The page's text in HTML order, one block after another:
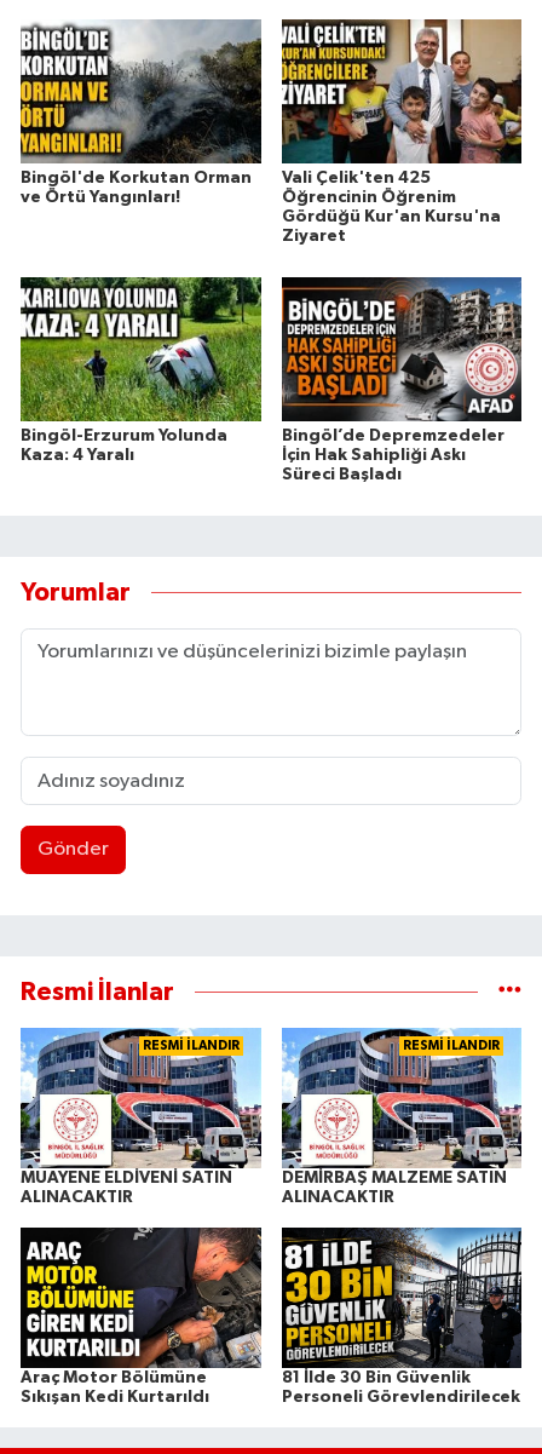
Bingöl'de Korkutan Orman
ve Örtü Yangınları!
Vali Çelik'ten 425
Öğrencinin Öğrenim
Gördüğü Kur'an Kursu'na
Ziyaret
Bingöl-Erzurum Yolunda
Kaza: 4 Yaralı
Bingöl’de Depremzedeler
İçin Hak Sahipliği Askı
Süreci Başladı
Yorumlar
Gönder
Resmi İlanlar
RESMİ İLANDIR
MUAYENE ELDİVENİ SATIN
ALINACAKTIR
RESMİ İLANDIR
DEMİRBAŞ MALZEME SATIN
ALINACAKTIR
Araç Motor Bölümüne
Sıkışan Kedi Kurtarıldı
81 İlde 30 Bin Güvenlik
Personeli Görevlendirilecek